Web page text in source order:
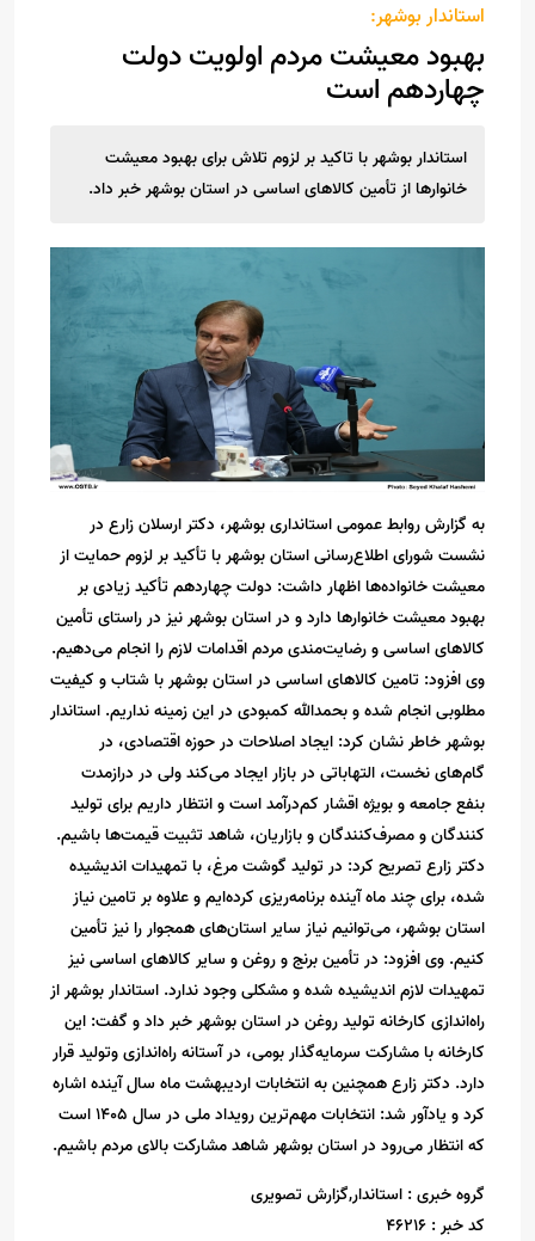
استاندار بوشهر:
بهبود معیشت مردم اولویت دولت
چهاردهم است
استاندار بوشهر با تاکید بر لزوم تلاش برای بهبود معیشت
خانوارها از تأمین کالاهای اساسی در استان بوشهر خبر داد.
به گزارش روابط عمومی استانداری بوشهر، دکتر ارسلان زارع در
نشست شورای اطلاع‌رسانی استان بوشهر با تأکید بر لزوم حمایت از
معیشت خانواده‌ها اظهار داشت: دولت چهاردهم تأکید زیادی بر
بهبود معیشت خانوارها دارد و در استان بوشهر نیز در راستای تأمین
کالاهای اساسی و رضایت‌مندی مردم اقدامات لازم را انجام می‌دهیم.
وی افزود: تامین کالاهای اساسی در استان بوشهر با شتاب و کیفیت
مطلوبی انجام شده و بحمدالله کمبودی در این زمینه نداریم. استاندار
بوشهر خاطر نشان کرد: ایجاد اصلاحات در حوزه اقتصادی، در
گام‌های نخست، التهاباتی در بازار ایجاد می‌کند ولی در درازمدت
بنفع جامعه و بویژه اقشار کم‌درآمد است و انتظار داریم برای تولید
کنندگان و مصرف‌کنندگان و بازاریان، شاهد تثبیت قیمت‌ها باشیم.
دکتر زارع تصریح کرد: در تولید گوشت مرغ، با تمهیدات اندیشیده
شده، برای چند ماه آینده برنامه‌ریزی کرده‌ایم و علاوه بر تامین نیاز
استان بوشهر، می‌توانیم نیاز سایر استان‌های همجوار را نیز تأمین
کنیم. وی افزود: در تأمین برنج و روغن و سایر کالاهای اساسی نیز
تمهیدات لازم اندیشیده شده و مشکلی وجود ندارد. استاندار بوشهر از
راه‌اندازی کارخانه تولید روغن در استان بوشهر خبر داد و گفت: این
کارخانه با مشارکت سرمایه‌گذار بومی، در آستانه راه‌اندازی و‌تولید قرار
دارد. دکتر زارع همچنین به انتخابات اردیبهشت ماه سال آینده اشاره
کرد و یادآور شد: انتخابات مهم‌ترین رویداد ملی در سال ۱۴۰۵ است
که انتظار می‌رود در استان بوشهر شاهد مشارکت بالای مردم باشیم.
گروه خبری : استاندار,گزارش تصویری
کد خبر : 46216